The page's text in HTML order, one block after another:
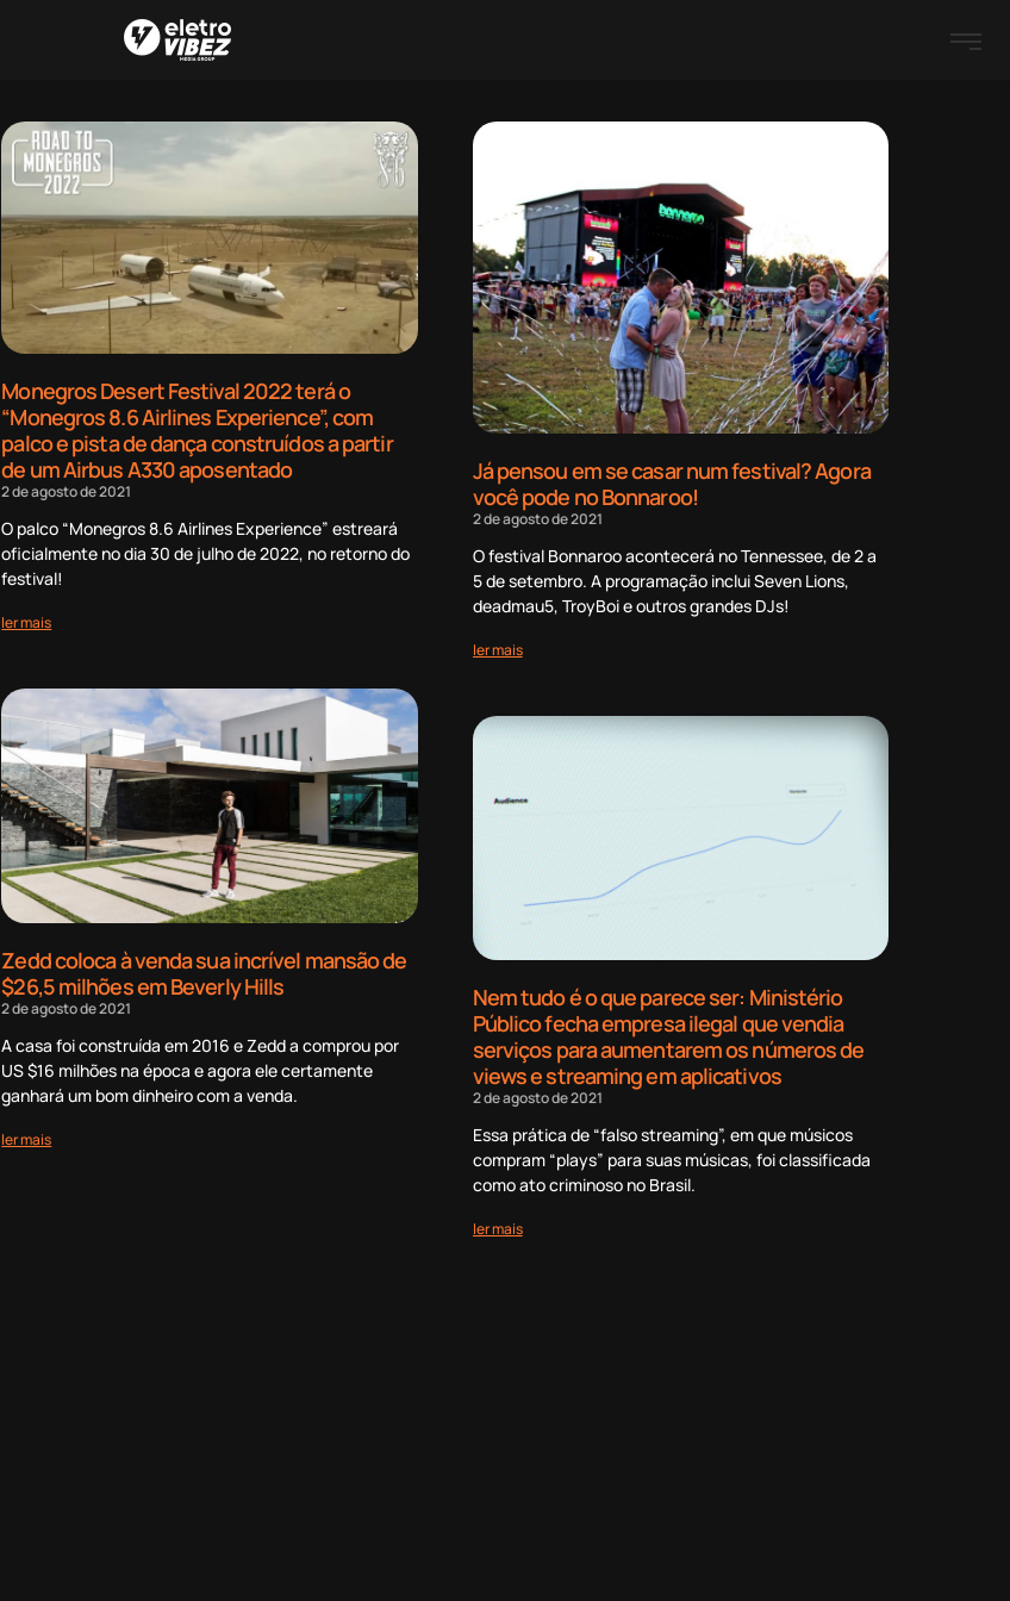
Monegros Desert Festival 2022 terá o
“Monegros 8.6 Airlines Experience”, com
palco e pista de dança construídos a partir
de um Airbus A330 aposentado
2 de agosto de 2021
O palco “Monegros 8.6 Airlines Experience” estreará
oficialmente no dia 30 de julho de 2022, no retorno do
festival!
ler mais
Já pensou em se casar num festival? Agora
você pode no Bonnaroo!
2 de agosto de 2021
O festival Bonnaroo acontecerá no Tennessee, de 2 a
5 de setembro. A programação inclui Seven Lions,
deadmau5, TroyBoi e outros grandes DJs!
ler mais
Zedd coloca à venda sua incrível mansão de
$26,5 milhões em Beverly Hills
2 de agosto de 2021
A casa foi construída em 2016 e Zedd a comprou por
US $16 milhões na época e agora ele certamente
ganhará um bom dinheiro com a venda.
ler mais
Nem tudo é o que parece ser: Ministério
Público fecha empresa ilegal que vendia
serviços para aumentarem os números de
views e streaming em aplicativos
2 de agosto de 2021
Essa prática de “falso streaming”, em que músicos
compram “plays” para suas músicas, foi classificada
como ato criminoso no Brasil.
ler mais